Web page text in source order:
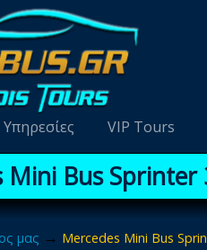
Υπηρεσίες VIP Tours
Mini Bus Sprinter
μας → Mercedes Mini Bus